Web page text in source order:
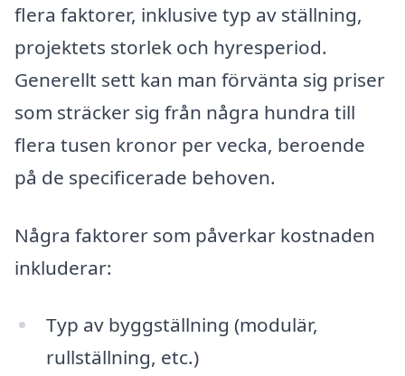
flera faktorer, inklusive typ av ställning,
projektets storlek och hyresperiod.
Generellt sett kan man förvänta sig priser
som sträcker sig från några hundra till
flera tusen kronor per vecka, beroende
på de specificerade behoven.
Några faktorer som påverkar kostnaden
inkluderar:
Typ av byggställning (modulär,
rullställning, etc.)